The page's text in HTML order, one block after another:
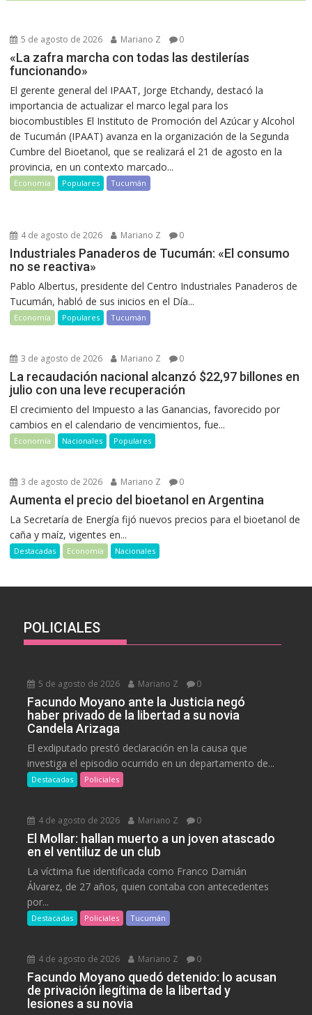
5 de agosto de 2026 Mariano Z 0
«La zafra marcha con todas las destilerías
funcionando»
El gerente general del IPAAT, Jorge Etchandy, destacó la
importancia de actualizar el marco legal para los
biocombustibles El Instituto de Promoción del Azúcar y Alcohol
de Tucumán (IPAAT) avanza en la organización de la Segunda
Cumbre del Bioetanol, que se realizará el 21 de agosto en la
provincia, en un contexto marcado...
Economía Populares Tucumán
4 de agosto de 2026 Mariano Z 0
Industriales Panaderos de Tucumán: «El consumo
no se reactiva»
Pablo Albertus, presidente del Centro Industriales Panaderos de
Tucumán, habló de sus inicios en el Día...
Economía Populares Tucumán
3 de agosto de 2026 Mariano Z 0
La recaudación nacional alcanzó $22,97 billones en
julio con una leve recuperación
El crecimiento del Impuesto a las Ganancias, favorecido por
cambios en el calendario de vencimientos, fue...
Economía Nacionales Populares
3 de agosto de 2026 Mariano Z 0
Aumenta el precio del bioetanol en Argentina
La Secretaría de Energía fijó nuevos precios para el bioetanol de
caña y maíz, vigentes en...
Destacadas Economía Nacionales
POLICIALES
5 de agosto de 2026 Mariano Z 0
Facundo Moyano ante la Justicia negó
haber privado de la libertad a su novia
Candela Arizaga
El exdiputado prestó declaración en la causa que
investiga el episodio ocurrido en un departamento de...
Destacadas Policiales
4 de agosto de 2026 Mariano Z 0
El Mollar: hallan muerto a un joven atascado
en el ventiluz de un club
La víctima fue identificada como Franco Damián
Álvarez, de 27 años, quien contaba con antecedentes
por...
Destacadas Policiales Tucumán
4 de agosto de 2026 Mariano Z 0
Facundo Moyano quedó detenido: lo acusan
de privación ilegítima de la libertad y
lesiones a su novia